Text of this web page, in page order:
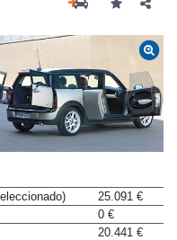
25.091 €
0 €
20.441 €